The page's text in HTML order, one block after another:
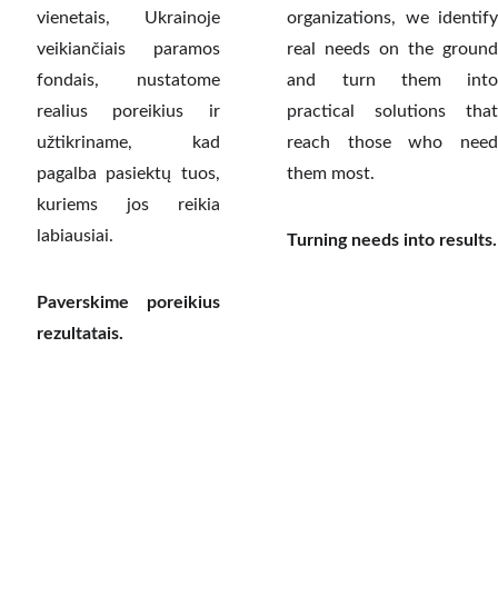
vienetais, Ukrainoje
veikiančiais paramos
fondais, nustatome
realius poreikius ir
užtikriname, kad
pagalba pasiektų tuos,
kuriems jos reikia
labiausiai.
Paverskime poreikius
rezultatais.
organizations, we identify
real needs on the ground
and turn them into
practical solutions that
reach those who need
them most.
Turning needs into results.